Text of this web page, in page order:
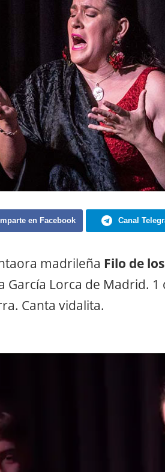
en Facebook Canal
madrileña Filo de
García Lorca de Madrid. 1
Canta vidalita.